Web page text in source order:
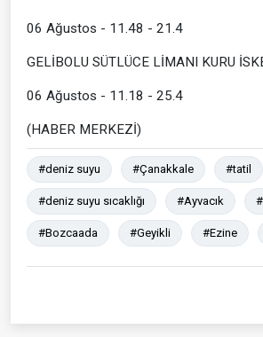
06 Ağustos - 11.48 - 21.4
GELİBOLU SÜTLÜCE LİMANI KURU
06 Ağustos - 11.18 - 25.4
(HABER MERKEZİ)
#deniz suyu #Çanakkale #tatil
#deniz suyu sıcaklığı #Ayvacık
#Bozcaada #Geyikli #Ezine